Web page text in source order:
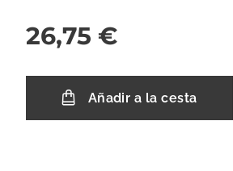
26,75 €
Añadir a la cesta